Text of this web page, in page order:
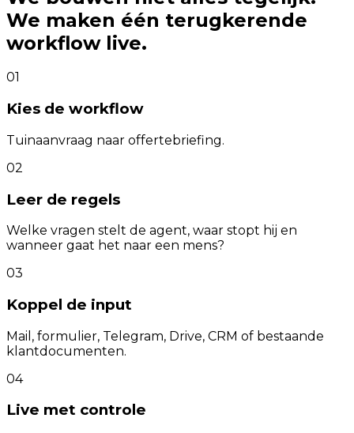
We maken één terugkerende
workflow live.
01
Kies de workflow
Tuinaanvraag naar offertebriefing.
02
Leer de regels
Welke vragen stelt de agent, waar stopt hij en
wanneer gaat het naar een mens?
03
Koppel de input
Mail, formulier, Telegram, Drive, CRM of bestaande
klantdocumenten.
04
Live met controle